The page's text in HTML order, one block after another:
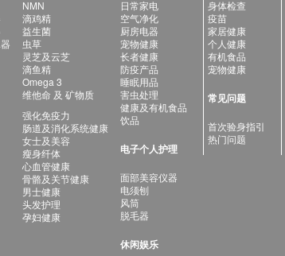
NMN
滴鸡精
益生菌
虫草
灵芝及云芝
滴鱼精
Omega 3
维他命 及 矿物质
强化免疫力
肠道及消化系统健康
女士及美容
瘦身纤体
心血管健康
骨骼及关节健康
男士健康
头发护理
孕妇健康
日常家电
空气净化
厨房电器
宠物健康
长者健康
防疫产品
睡眠用品
害虫处理
健康及有机食品
饮品
电子个人护理
面部美容仪器
电须刨
风筒
脱毛器
休闲娱乐
身体检查
疫苗
家居健康
个人健康
有机食品
宠物健康
常见问题
首次验身指引
热门问题